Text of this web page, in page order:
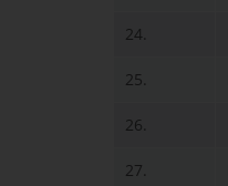
24.
25.
26.
27.